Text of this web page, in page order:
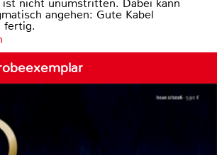
ist nicht unumstritten. Dabei kann
angehen: Gute Kabel
fertig.